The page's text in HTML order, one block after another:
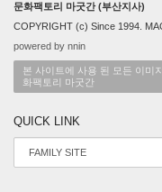
문화팩토리 마굿간 (부산지사)
COPYRIGHT (c) Since 1994.
powered by nnin
본 사이트에 사용 된 모든 이미
화팩토리 마굿간
QUICK LINK